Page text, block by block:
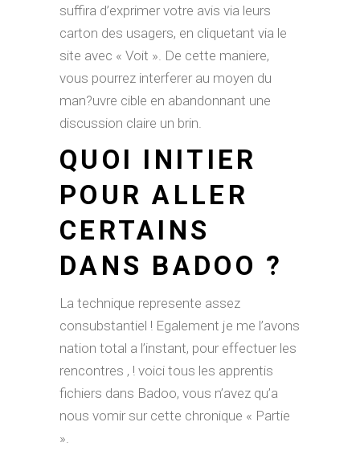
suffira d’exprimer votre avis via leurs
carton des usagers, en cliquetant via le
site avec « Voit ». De cette maniere,
vous pourrez interferer au moyen du
man?uvre cible en abandonnant une
discussion claire un brin.
QUOI INITIER
POUR ALLER
CERTAINS
DANS BADOO ?
La technique represente assez
consubstantiel ! Egalement je me l’avons
nation total a l’instant, pour effectuer les
rencontres , ! voici tous les apprentis
fichiers dans Badoo, vous n’avez qu’a
nous vomir sur cette chronique « Partie
».